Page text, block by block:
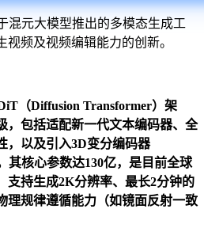
混元大模型推出的多模态生成工
频及视频编辑能力的创新。
（Diffusion Transformer）架
，包括适配新一代文本编码器、全
，以及引入3D变分编码器
其核心参数达130亿，是目前全球
支持生成2K分辨率、最长2分钟的
理规律遵循能力（如镜面反射一致